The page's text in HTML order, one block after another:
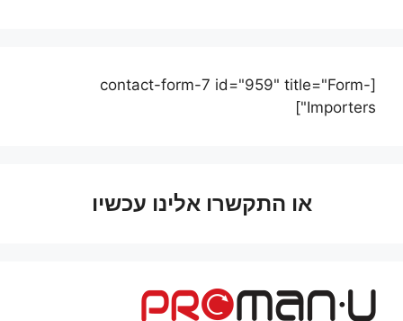
[contact-form-7 id="959" title="Form-
Importers"]
או התקשרו אלינו עכשיו